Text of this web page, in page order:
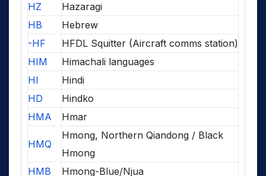
HZ
Hazaragi
HB
Hebrew
-HF
HFDL Squitter (Aircraft comms station)
HIM
Himachali languages
HI
Hindi
HD
Hindko
HMA
Hmar
HMQ
Hmong, Northern Qiandong / Black
Hmong
HMB
Hmong-Blue/Njua